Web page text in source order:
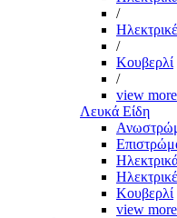
/
/
Κουβερλί
/
view more
Λευκά Είδη
Κουβερλί
view more